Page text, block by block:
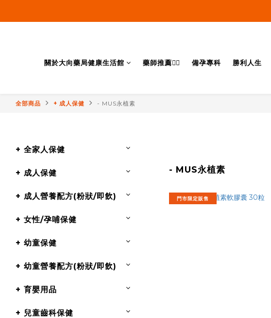
關於大向藥局健康生活館 藥師推薦👨‍⚕️ 備孕專科 勝利人生
全部商品 + 成人保健 - MUS永植素
+ 全家人保健
+ 成人保健
+ 成人營養配方(粉狀/即飲)
+ 女性/孕哺保健
+ 幼童保健
+ 幼童營養配方(粉狀/即飲)
+ 育嬰用品
+ 兒童齒科保健
- MUS永植素
門市限定販售